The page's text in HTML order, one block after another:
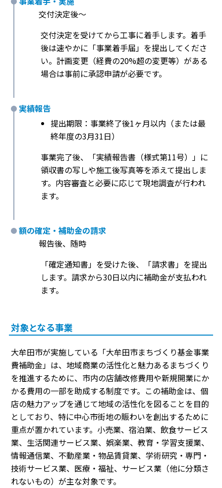
交付決定後〜
交付決定を受けてから工事に着手します。着手
後は速やかに「事業着手届」を提出してくださ
い。計画変更（経費の20%超の変更等）がある
場合は事前に承認申請が必要です。
実績報告
提出期限：事業終了後1ヶ月以内（または最
終年度の3月31日）
事業完了後、「実績報告書（様式第11号）」に
領収書の写しや施工後写真等を添えて提出しま
す。内容審査と必要に応じて現地調査が行われ
ます。
額の確定・補助金の請求
報告後、随時
「確定通知書」を受けた後、「請求書」を提出
します。請求から30日以内に補助金が支払われ
ます。
対象となる事業
大牟田市が実施している「大牟田市まちづくり基金事業
費補助金」は、地域商業の活性化と魅力あるまちづくり
を推進するために、市内の店舗改修費用や新規開業にか
かる費用の一部を助成する制度です。この補助金は、個
店の魅力アップを通じて地域の活性化を図ることを目的
としており、特に中心市街地の賑わいを創出するために
重点が置かれています。小売業、宿泊業、飲食サービス
業、生活関連サービス業、娯楽業、教育・学習支援業、
情報通信業、不動産業・物品賃貸業、学術研究・専門・
技術サービス業、医療・福祉、サービス業（他に分類さ
れないもの）が主な対象です。